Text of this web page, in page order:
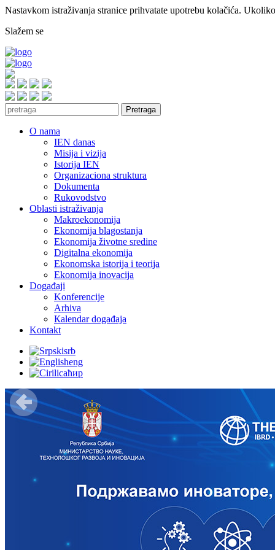
Nastavkom istraživanja stranice prihvatate upotrebu kolačića.
Slažem se
Pretraga
O nama
IEN danas
Misija i vizija
Istorija IEN
Organizaciona struktura
Dokumenta
Rukovodstvo
Oblasti istraživanja
Makroekonomija
Ekonomija blagostanja
Ekonomija životne sredine
Digitalna ekonomija
Ekonomska istorija i teorija
Ekonomija inovacija
Događaji
Konferencije
Arhiva
Кalendar događaja
Kontakt
srb
eng
ћир